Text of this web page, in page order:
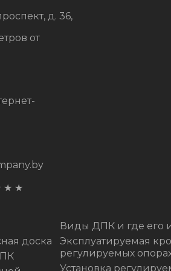
д. 36,
от
★ ★
доска
Виды ДПК и где его
Эксплуатируемая
регулируемых
Установка